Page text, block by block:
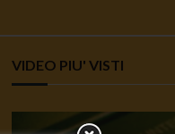
VIDEO PIU' VISTI